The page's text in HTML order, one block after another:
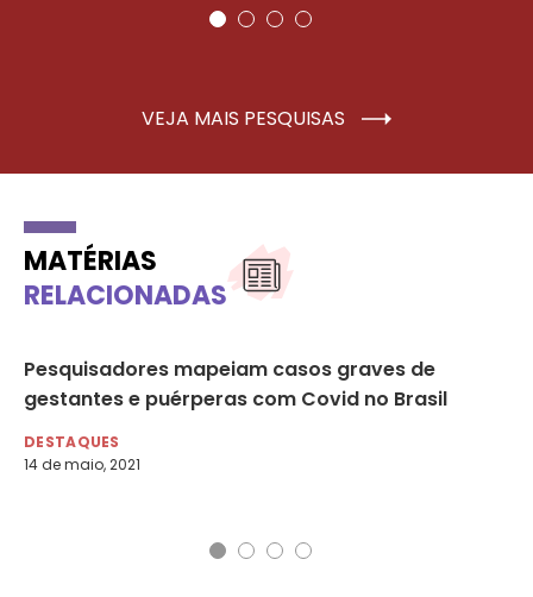
VEJA MAIS PESQUISAS
MATÉRIAS
RELACIONADAS
Pesquisadores mapeiam casos graves de
gestantes e puérperas com Covid no Brasil
DESTAQUES
14 de maio, 2021